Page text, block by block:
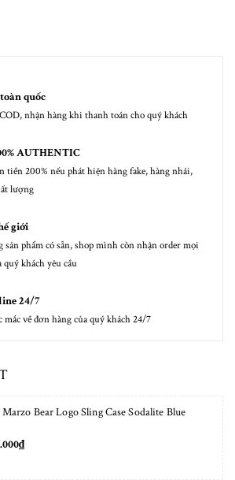
quốc
nhận hàng khi thanh toán cho quý khách
AUTHENTIC
tiền 200% nếu phát hiện hàng fake, hàng nhái,
lượng
giới
sản phẩm có sẵn, shop mình còn nhận order mọi
quý khách yêu cầu
24/7
mắc về đơn hàng của quý khách 24/7
Marzo Bear Logo Sling Case Sodalite Blue